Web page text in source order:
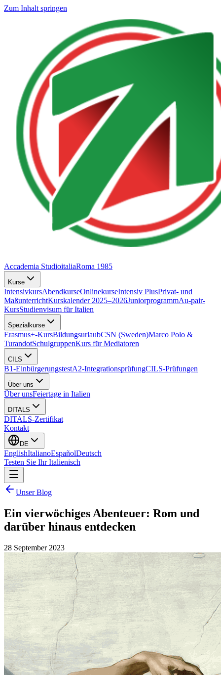
Zum Inhalt springen
Accademia StudioitaliaRoma 1985
Kurse
IntensivkursAbendkurseOnlinekurseIntensiv PlusPrivat- und
MaßunterrichtKurskalender 2025–2026JuniorprogrammAu-pair-
KursStudienvisum für Italien
Spezialkurse
Erasmus+-KursBildungsurlaubCSN (Sweden)Marco Polo &
TurandotSchulgruppenKurs für Mediatoren
CILS
B1-EinbürgerungstestA2-IntegrationsprüfungCILS-Prüfungen
Über uns
Über unsFeiertage in Italien
DITALS
DITALS-Zertifikat
Kontakt
DE
EnglishItalianoEspañolDeutsch
Testen Sie Ihr Italienisch
Unser Blog
Ein vierwöchiges Abenteuer: Rom und
darüber hinaus entdecken
28 September 2023